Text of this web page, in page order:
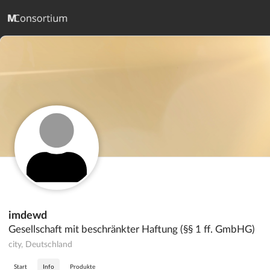
imdewd
Gesellschaft mit beschränkter Haftung (§§ 1 ff. GmbHG)
city, Deutschland
Start Info Produkte